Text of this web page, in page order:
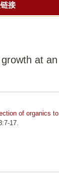
接
at an
of organics to
17.